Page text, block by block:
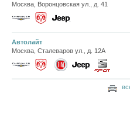
Москва, Воронцовская ул., д. 41
Автолайт
Москва, Сталеваров ул., д. 12А